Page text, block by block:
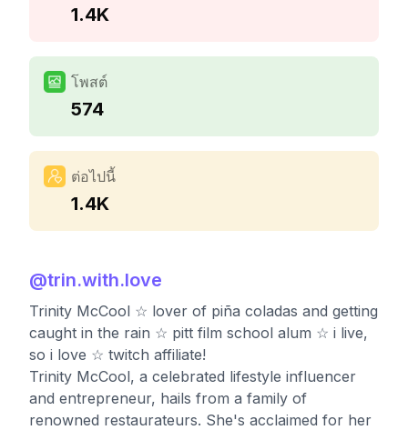
1.4K
โพสต์
574
ต่อไปนี้
1.4K
@trin.with.love
Trinity McCool ☆ lover of piña coladas and getting
caught in the rain ☆ pitt film school alum ☆ i live,
so i love ☆ twitch affiliate!
Trinity McCool, a celebrated lifestyle influencer
and entrepreneur, hails from a family of
renowned restaurateurs. She's acclaimed for her